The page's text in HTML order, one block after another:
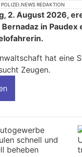
POLIZEI.NEWS REDAKTION
2. August 2026,
Bernadaz in
hat eine
Zeugen.